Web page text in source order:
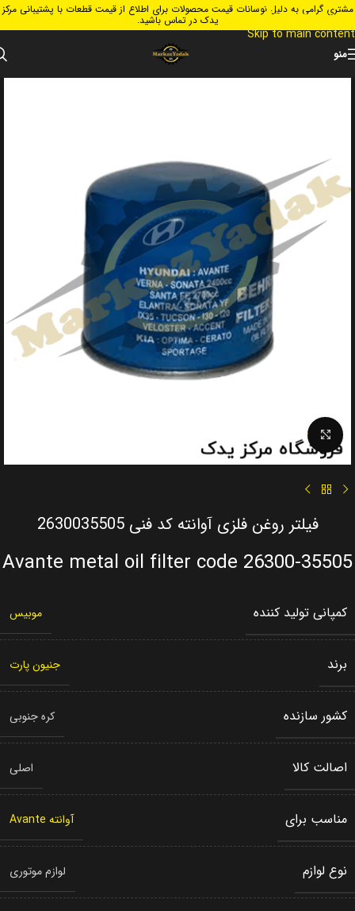
Skip to navigation
Skip to main content
مشتری گرامی به دلیل نوسانات قیمت محصولات برای اطلاع از قیمت قطعات با پشتیبانی مرکز
یدک در تماس باشید.
منو
Click to enlarge
فیلتر روغن فلزی آوانته کد فنی 2630035505
Avante metal oil filter code 26300-35505
کمپانی تولید کننده موبیس
برند جنیون پارت
کشور سازنده کره جنوبی
اصالت کالا اصلی
مناسب برای آوانته Avante
نوع لوازم لوازم موتوری